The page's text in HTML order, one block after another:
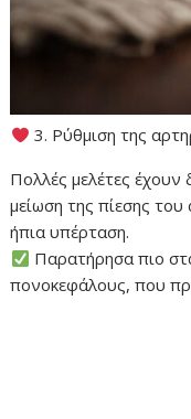
3. Ρύθμιση της
Πολλές μελέτες έχουν
μείωση της πίεσης
ήπια υπέρταση.
Παρατήρησα πιο
πονοκεφάλους, που